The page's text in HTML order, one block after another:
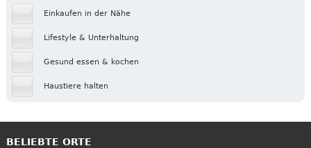
Einkaufen in der Nähe
Lifestyle & Unterhaltung
Gesund essen & kochen
Haustiere halten
BELIEBTE ORTE